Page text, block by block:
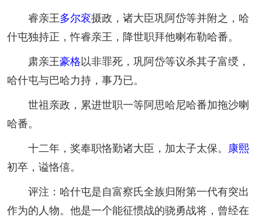
睿亲王多尔衮摄政，诸大臣巩阿岱等并附之，哈
什屯独持正，忤睿亲王，降世职拜他喇布勒哈番。
肃亲王豪格 以非罪死，巩阿岱等议杀其子富绶，
哈什屯与巴哈力持，事乃已。
世祖亲政，累进世职一等阿思哈尼哈番加拖沙喇
哈番。
十二年，奖奉职恪勤诸大臣，加太子太保。 康熙
初卒，谥恪僖。
评注：哈什屯是自富察氏全族归附第一代有突出
作为的人物。他是一个能征惯战的骁勇战将，曾经在